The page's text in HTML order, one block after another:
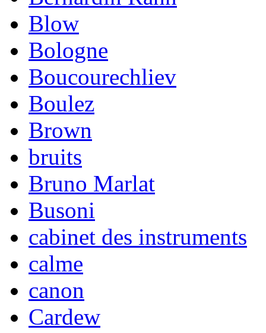
Blow
Bologne
Boucourechliev
Boulez
Brown
bruits
Bruno Marlat
Busoni
cabinet des instruments
calme
canon
Cardew